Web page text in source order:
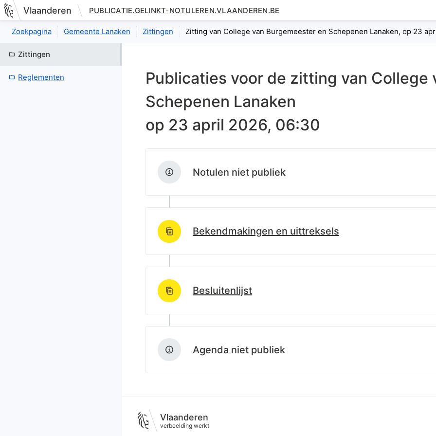
Nieuwe pagina: bestuurseenheid.zittingen.zitting.index
Vlaanderen PUBLICATIE.GELINKT-NOTULEREN.VLAANDEREN.BE
Zoekpagina Gemeente Lanaken Zittingen Zitting van College van Burgemeester en Schepenen Lanaken, op 23
Zittingen
Reglementen Publicaties voor de zitting van College
Schepenen Lanaken
op 23 april 2026, 06:30
Notulen niet publiek
Bekendmakingen en uittreksels
http://data.lblod.info/id/lblod/uittreksels/8ca12670-48c3-11f1-89be-
Besluitenlijst
http://data.lblod.info/id/lblod/besluitenlijsten/8aaca970-48c3-11f1-89be-
Agenda niet publiek
Vlaanderen
verbeelding werkt